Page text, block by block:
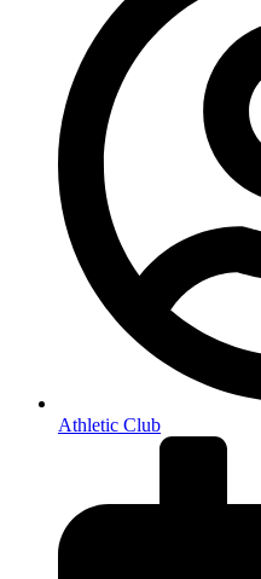
Athletic Club